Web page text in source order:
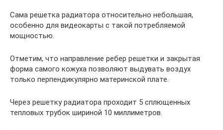
Сама решетка радиатора относительно небольшая,
особенно для видеокарты с такой потребляемой
мощностью.
Отметим, что направление ребер решетки и закрытая
форма самого кожуха позволяют выдувать воздух
только перпендикулярно материнской плате.
Через решетку радиатора проходит 5 сплющенных
тепловых трубок шириной 10 миллиметров.